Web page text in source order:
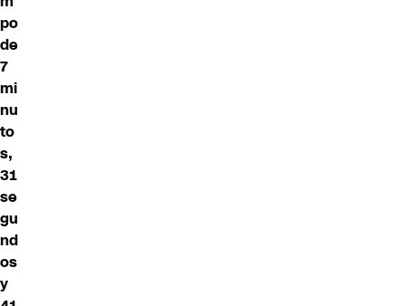
po
de
7
mi
nu
to
s,
31
se
gu
nd
os
y